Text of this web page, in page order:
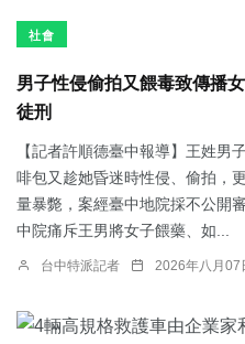
社會
男子性侵偷拍又餵毒致傳播
徒刑
【記者許順德臺中報導】王姓男
啡包又趁她昏迷時性侵、偷拍，
量暴斃，案經臺中地院採不公開
中院痛斥王男將女子餵藥、如...
台中特派記者 2026年八月07